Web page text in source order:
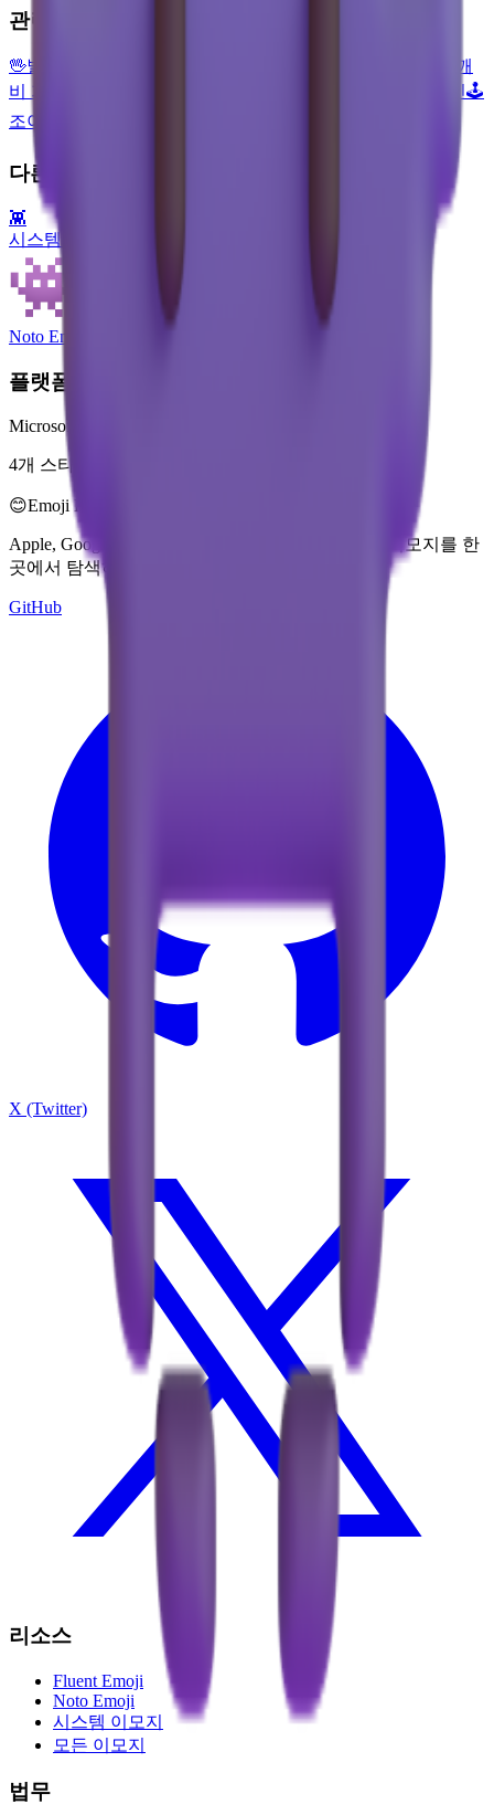
관련 이모지
🖖벌칸식 인사
도깨
비 가면
외계인🕹️
조이스틱
다른 플랫폼
👾
시스템 이모지
Noto Emoji
플랫폼
Microsoft 3D Fluent Emoji
4개 스타일로 제공
😊Emoji Directory
Apple, Google, Microsoft 등 여러 디자인 시스템의 이모지를 한
곳에서 탐색하고 다운로드하세요.
GitHub
X (Twitter)
리소스
Fluent Emoji
Noto Emoji
시스템 이모지
모든 이모지
법무